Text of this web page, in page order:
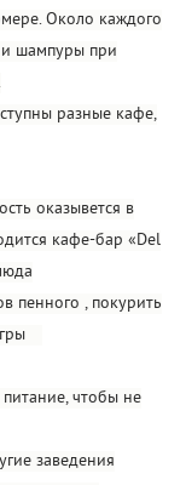
Около каждого
и шампуры при
разные кафе,
оказывется в
кафе-бар «Del
пенного , покурить
⠀
чтобы не
заведения